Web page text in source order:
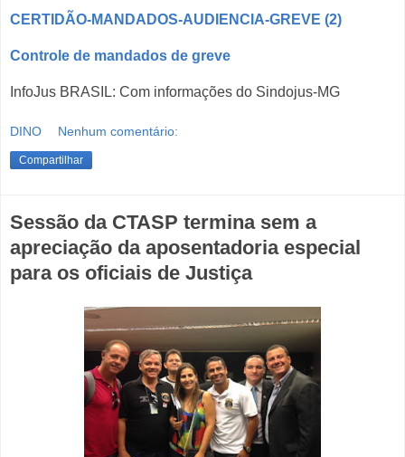
CERTIDÃO-MANDADOS-AUDIENCIA-GREVE (2)
Controle de mandados de greve
InfoJus BRASIL: Com informações do Sindojus-MG
DINO Nenhum comentário:
Compartilhar
Sessão da CTASP termina sem a
apreciação da aposentadoria especial
para os oficiais de Justiça